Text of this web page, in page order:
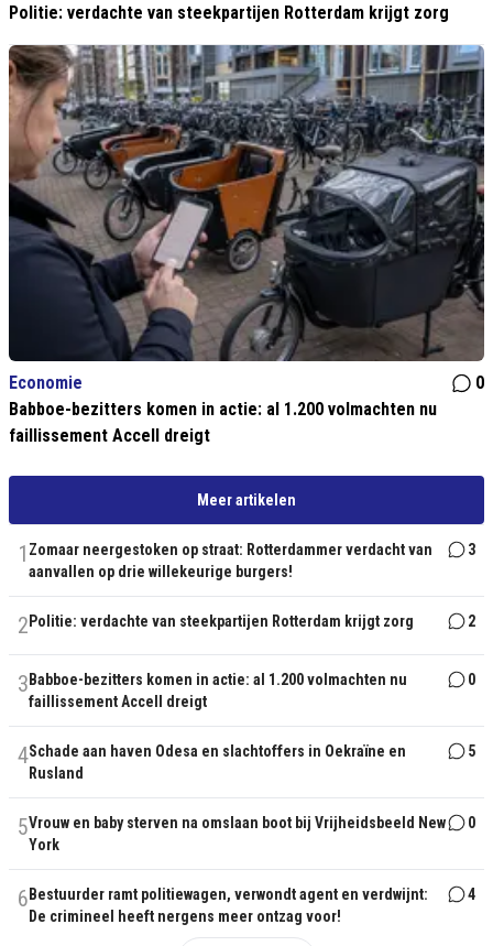
Politie: verdachte van steekpartijen Rotterdam krijgt zorg
Economie
0
Babboe-bezitters komen in actie: al 1.200 volmachten nu
faillissement Accell dreigt
Meer artikelen
1 Zomaar neergestoken op straat: Rotterdammer verdacht van
aanvallen op drie willekeurige burgers!
3
2 Politie: verdachte van steekpartijen Rotterdam krijgt zorg 2
3 Babboe-bezitters komen in actie: al 1.200 volmachten nu
faillissement Accell dreigt
0
4Schade aan haven Odesa en slachtoffers in Oekraïne en
Rusland
5
5Vrouw en baby sterven na omslaan boot bij Vrijheidsbeeld New
York
0
6 Bestuurder ramt politiewagen, verwondt agent en verdwijnt:
De crimineel heeft nergens meer ontzag voor!
4